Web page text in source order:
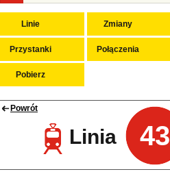
Linie Zmiany
Przystanki Połączenia
Pobierz
Powrót
Linia 43